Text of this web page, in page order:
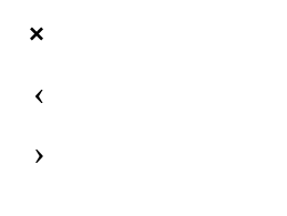
‹
›